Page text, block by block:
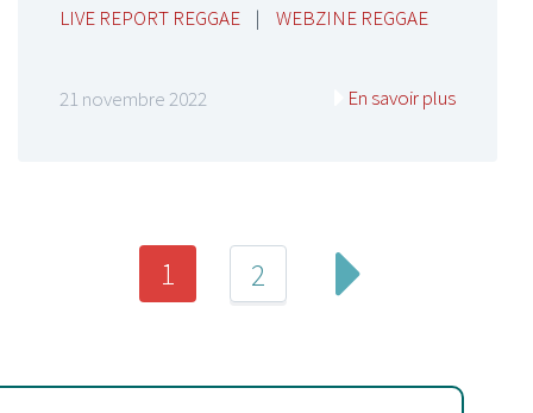
LIVE REPORT REGGAE | WEBZINE REGGAE
21 novembre 2022 En savoir plus
1 2